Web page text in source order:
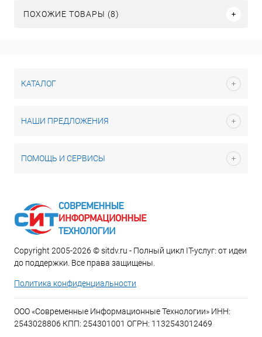
ПОХОЖИЕ ТОВАРЫ (8)
КАТАЛОГ
НАШИ ПРЕДЛОЖЕНИЯ
ПОМОЩЬ И СЕРВИСЫ
Copyright 2005-2026 © sitdv.ru - Полный цикл IT-услуг: от идеи
до поддержки. Все права защищены.
Политика конфиденциальности
ООО «Современные Информационные Технологии» ИНН:
2543028806 КПП: 254301001 ОГРН: 1132543012469